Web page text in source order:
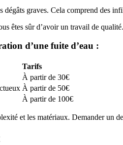
dégâts graves. Cela comprend des
êtes sûr d’avoir un travail de
d’une fuite d’eau :
Tarifs
À partir de 30€
À partir de 50€
À partir de 100€
et les matériaux. Demander un